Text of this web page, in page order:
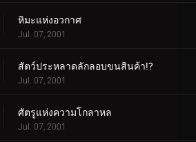
หิมะแห่งอวกาศ
Jul. 07, 2001
สัตว์ประหลาดลักลอบขนสินค้า!?
Jul. 07, 2001
ศัตรูแห่งความโกลาหล
Jul. 07, 2001